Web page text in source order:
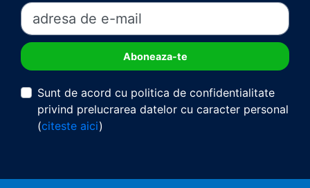
Sunt de acord cu politica de confidentialitate
privind prelucrarea datelor cu caracter personal
(citeste aici)